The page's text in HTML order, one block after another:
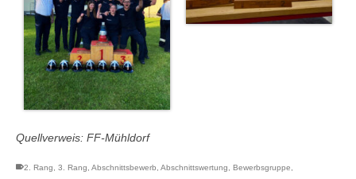
Quellverweis: FF-Mühldorf
2. Rang 3. Rang Abschnittsbewerb Abschnittswertung Bewerbsgruppe